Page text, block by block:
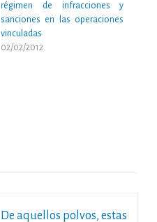
régimen de infracciones y
sanciones en las operaciones
vinculadas
02/02/2012
De aquellos polvos, estas